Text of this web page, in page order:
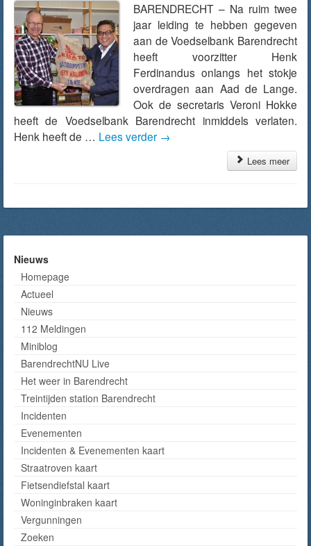
BARENDRECHT – Na ruim twee
jaar leiding te hebben gegeven
aan de Voedselbank Barendrecht
heeft voorzitter Henk
Ferdinandus onlangs het stokje
overdragen aan Aad de Lange.
Ook de secretaris Veroni Hokke
heeft de Voedselbank Barendrecht inmiddels verlaten.
Henk heeft de … Lees verder →
Lees meer
Nieuws
Homepage
Actueel
Nieuws
112 Meldingen
Miniblog
BarendrechtNU Live
Het weer in Barendrecht
Treintijden station Barendrecht
Incidenten
Evenementen
Incidenten & Evenementen kaart
Straatroven kaart
Fietsendiefstal kaart
Woninginbraken kaart
Vergunningen
Zoeken